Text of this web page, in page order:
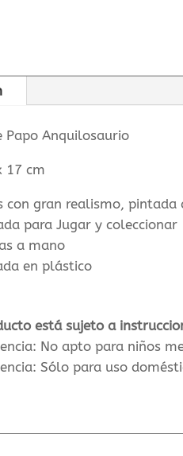
Papo Anquilosaurio
17 cm
con gran realismo, pintada
para Jugar y coleccionar
a mano
en plástico
está sujeto a
No apto para niños
Sólo para uso